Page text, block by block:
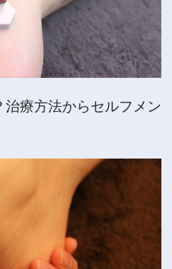
療方法からセルフメン